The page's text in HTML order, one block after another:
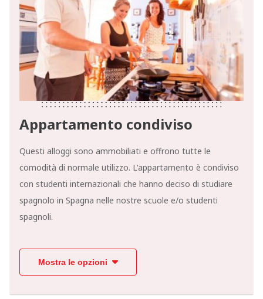
Appartamento condiviso
Questi alloggi sono ammobiliati e offrono tutte le
comodità di normale utilizzo. L'appartamento è condiviso
con studenti internazionali che hanno deciso di studiare
spagnolo in Spagna nelle nostre scuole e/o studenti
spagnoli.
Mostra le opzioni